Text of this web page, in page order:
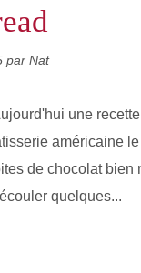
par Nat
une
américaine
de chocolat
quelques...